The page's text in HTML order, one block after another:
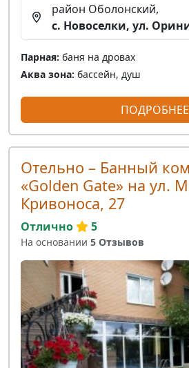
район Оболонский,
с. Новоселки, ул.
Парная: баня на дровах
Аква зона: бассейн, душ
ПОДРОБНЕЕ
Отельно – Банный
«Golden Gate» на ул.
Кривоноса, 27
Отлично 5
На основании 5 Отзывов